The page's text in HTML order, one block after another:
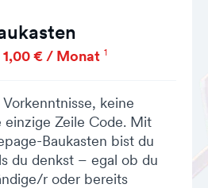
1,00 € / Monat 1
keine
Zeile Code. Mit
Baukasten bist du
du denkst – egal ob du
r oder bereits